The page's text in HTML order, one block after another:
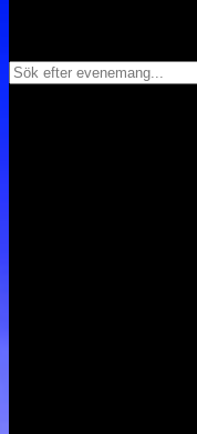
Sök efter evenemang...